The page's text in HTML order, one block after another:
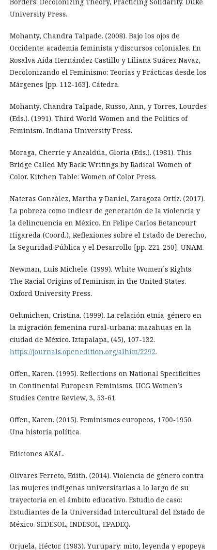
University Press.
Mohanty, Chandra Talpade. (2008). Bajo los ojos de
Occidente: academia feminista y discursos coloniales. En
Rosalva Aída Hernández Castillo y Liliana Suárez Navaz,
Decolonizando el Feminismo: Teorías y Prácticas desde los
Márgenes [pp. 112-163]. Cátedra.
Mohanty, Chandra Talpade, Russo, Ann, y Torres, Lourdes
(Eds.). (1991). Third World Women and the Politics of
Feminism. Indiana University Press.
Moraga, Cherríe y Anzaldúa, Gloria (Eds.). (1981). This
Bridge Called My Back: Writings by Radical Women of
Color. Kitchen Table: Women of Color Press.
Nateras González, Martha y Daniel, Zaragoza Ortíz. (2017).
La pobreza como indicar de generación de la violencia y
la delincuencia en México. En Felipe Carlos Betancourt
Higareda (Coord.), Reflexiones sobre el Estado de Derecho,
la Seguridad Pública y el Desarrollo [pp. 221-250]. UNAM.
Newman, Luis Michele. (1999). White Women´s Rights.
The Racial Origins of Feminism in the United States.
Oxford University Press.
Oehmichen, Cristina. (1999). La relación etnia-género en
la migración femenina rural-urbana: mazahuas en la
ciudad de México. Iztapalapa, (45), 107-132.
https://journals.openedition.org/alhim/2292.
Offen, Karen. (1995). Reflections on National Specificities
in Continental European Feminisms. UCG Women’s
Studies Centre Review, 3, 53-61.
Offen, Karen. (2015). Feminismos europeos, 1700-1950.
Una historia política.
Ediciones AKAL.
Olivares Ferreto, Edith. (2014). Violencia de género contra
las mujeres indígenas universitarias a lo largo de su
trayectoria en el ámbito educativo. Estudio de caso:
Estudiantes de la Universidad Intercultural del Estado de
México. SEDESOL, INDESOL, EPADEQ.
Orjuela, Héctor. (1983). Yurupary: mito, leyenda y epopeya